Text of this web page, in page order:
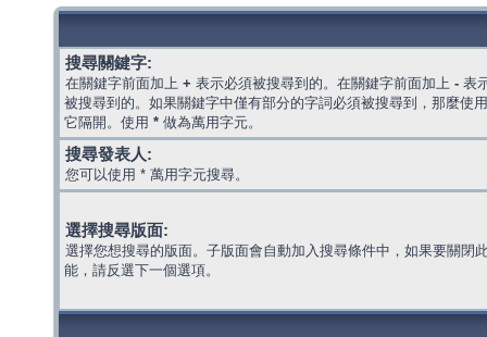
搜尋關鍵字:
在關鍵字前面加上 + 表示必須被搜尋到的。在關鍵字前面加上 - 表
被搜尋到的。如果關鍵字中僅有部分的字詞必須被搜尋到，那麼使
它隔開。使用 * 做為萬用字元。
搜尋發表人:
您可以使用 * 萬用字元搜尋。
選擇搜尋版面:
選擇您想搜尋的版面。子版面會自動加入搜尋條件中，如果要關閉
能，請反選下一個選項。